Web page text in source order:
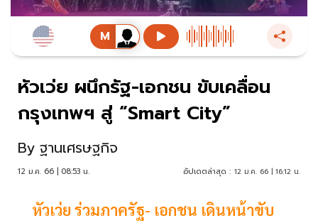
หัวเว่ย ผนึกรัฐ-เอกชน ขับเคลื่อน
กรุงเทพฯ สู่ “Smart City”
By ฐานเศรษฐกิจ
12 ม.ค. 66 | 08:53 น. อัปเดตล่าสุด : 12 ม.ค. 66 | 16:12 น.
หัวเว่ย ร่วมภาครัฐ- เอกชน เดินหน้าขับ